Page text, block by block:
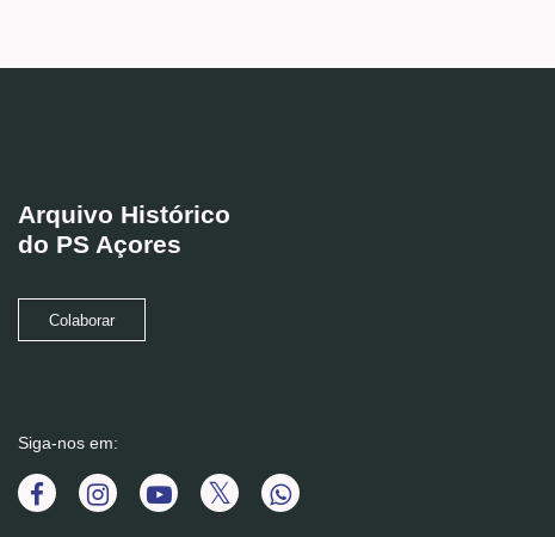
Arquivo Histórico
do PS Açores
Colaborar
Siga-nos em: